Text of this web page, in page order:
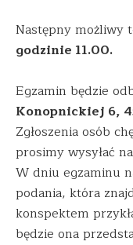
Następny możliwy
godzinie 11.00.
Egzamin będzie
Konopnickiej 6,
Zgłoszenia osób
prosimy wysyłać
W dniu egzaminu
podania, która
konspektem
będzie ona